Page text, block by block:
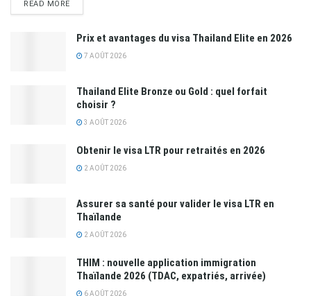
READ MORE
Prix et avantages du visa Thailand Elite en 2026
7 AOÛT 2026
Thailand Elite Bronze ou Gold : quel forfait
choisir ?
3 AOÛT 2026
Obtenir le visa LTR pour retraités en 2026
2 AOÛT 2026
Assurer sa santé pour valider le visa LTR en
Thaïlande
2 AOÛT 2026
THIM : nouvelle application immigration
Thaïlande 2026 (TDAC, expatriés, arrivée)
6 AOÛT 2026